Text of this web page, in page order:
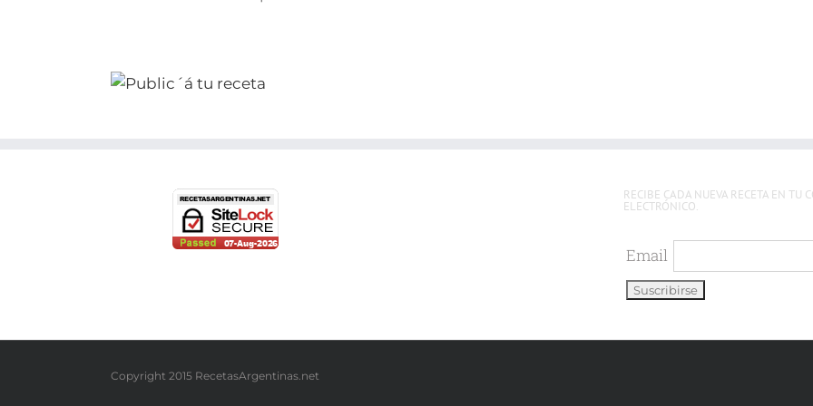
RECIBE CADA NUEVA RECETA EN TU
ELECTRÓNICO.
Email
Copyright 2015 RecetasArgentinas.net